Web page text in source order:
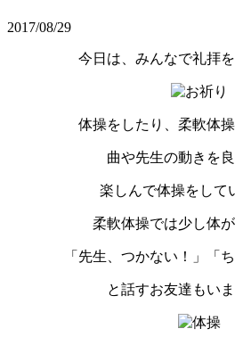
2017/08/29
今日は、みんなで礼拝を
体操をしたり、柔軟体操
曲や先生の動きを良
楽しんで体操をして
柔軟体操では少し体
「先生、つかない！」「
と話すお友達もいま